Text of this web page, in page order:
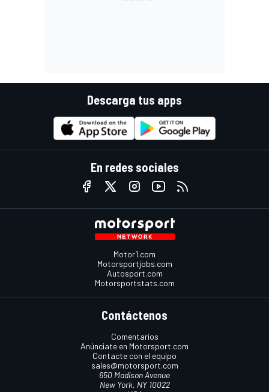
Descarga tus apps
En redes sociales
Motor1.com
Motorsportjobs.com
Autosport.com
Motorsportstats.com
Contáctenos
Comentarios
Anúnciate en Motorsport.com
Contacte con el equipo
sales@motorsport.com
650 Madison Avenue
New York, NY 10022